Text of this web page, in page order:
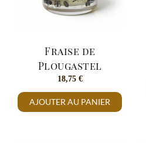
Fraise de
Plougastel
18,75 €
AJOUTER AU PANIER